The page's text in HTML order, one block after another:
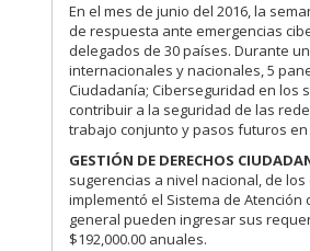
En el mes de junio del 2016, la
de respuesta ante emergencias
delegados de 30 países. Durante
internacionales y nacionales, 5
Ciudadanía; Ciberseguridad en los
contribuir a la seguridad de las
trabajo conjunto y pasos futuros
GESTIÓN DE DERECHOS
sugerencias a nivel nacional, de
implementó el Sistema de Atención
general pueden ingresar sus
$192,000.00 anuales.